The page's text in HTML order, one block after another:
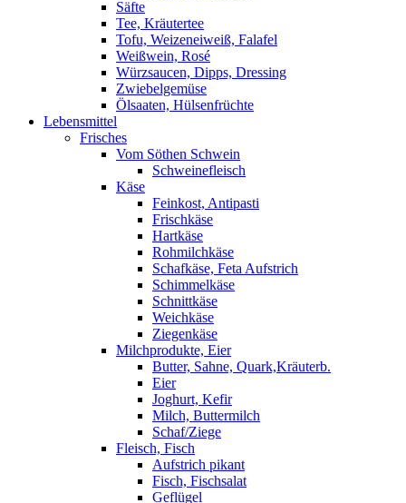
Säfte
Tee, Kräutertee
Tofu, Weizeneiweiß, Falafel
Weißwein, Rosé
Würzsaucen, Dipps, Dressing
Zwiebelgemüse
Ölsaaten, Hülsenfrüchte
Lebensmittel
Frisches
Vom Söthen Schwein
Schweinefleisch
Käse
Feinkost, Antipasti
Frischkäse
Hartkäse
Rohmilchkäse
Schafkäse, Feta Aufstrich
Schimmelkäse
Schnittkäse
Weichkäse
Ziegenkäse
Milchprodukte, Eier
Butter, Sahne, Quark,Kräuterb.
Eier
Joghurt, Kefir
Milch, Buttermilch
Schaf/Ziege
Fleisch, Fisch
Aufstrich pikant
Fisch, Fischsalat
Geflügel